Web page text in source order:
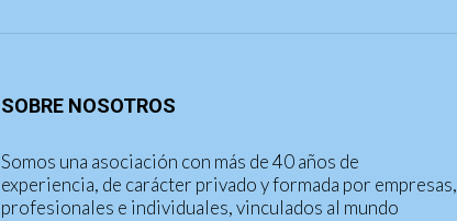
SOBRE NOSOTROS
Somos una asociación con más de 40 años de
experiencia, de carácter privado y formada por empresas,
profesionales e individuales, vinculados al mundo